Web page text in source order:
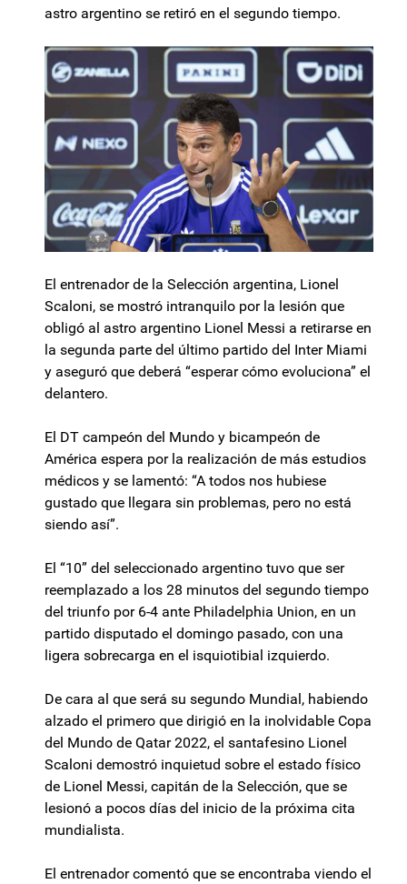
astro argentino se retiró en el segundo tiempo.
El entrenador de la Selección argentina, Lionel
Scaloni, se mostró intranquilo por la lesión que
obligó al astro argentino Lionel Messi a retirarse en
la segunda parte del último partido del Inter Miami
y aseguró que deberá “esperar cómo evoluciona” el
delantero.
El DT campeón del Mundo y bicampeón de
América espera por la realización de más estudios
médicos y se lamentó: “A todos nos hubiese
gustado que llegara sin problemas, pero no está
siendo así”.
El “10” del seleccionado argentino tuvo que ser
reemplazado a los 28 minutos del segundo tiempo
del triunfo por 6-4 ante Philadelphia Union, en un
partido disputado el domingo pasado, con una
ligera sobrecarga en el isquiotibial izquierdo.
De cara al que será su segundo Mundial, habiendo
alzado el primero que dirigió en la inolvidable Copa
del Mundo de Qatar 2022, el santafesino Lionel
Scaloni demostró inquietud sobre el estado físico
de Lionel Messi, capitán de la Selección, que se
lesionó a pocos días del inicio de la próxima cita
mundialista.
El entrenador comentó que se encontraba viendo el